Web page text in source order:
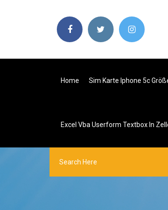
Home Sim Karte Iphone 5c
Excel Vba Userform Textbox In